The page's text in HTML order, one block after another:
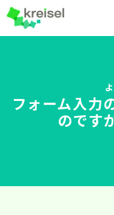
ク
フォーム入力
のです